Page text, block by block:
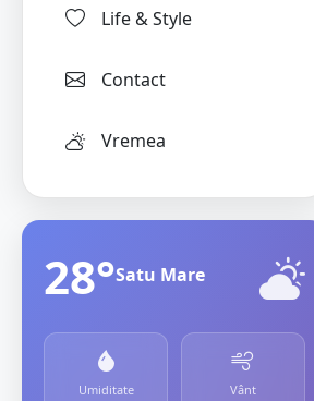
Life & Style
Contact
Vremea
28°Satu Mare
Umiditate Vânt